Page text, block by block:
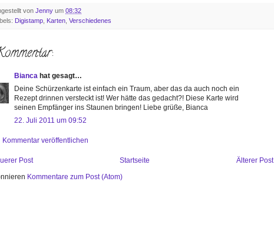
von Jenny um 08:32
Digistamp, Karten, Verschiedenes
Bianca hat gesagt…
Deine Schürzenkarte ist einfach ein Traum, aber das da auch noch ein
Rezept drinnen versteckt ist! Wer hätte das gedacht?! Diese Karte wird
seinen Empfänger ins Staunen bringen! Liebe grüße, Bianca
22. Juli 2011 um 09:52
Kommentar veröffentlichen
Post Älterer Post
Startseite
Kommentare zum Post (Atom)